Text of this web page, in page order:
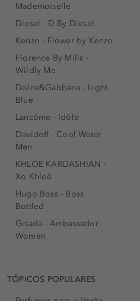
Mademoiselle
Diesel - D By Diesel
Kenzo - Flower by Kenzo
Florence By Mills -
Wildly Me
Dolce&Gabbana - Light
Blue
Lancôme - Idôle
Davidoff - Cool Water
Men
KHLOÉ KARDASHIAN -
Xo Khloè
Hugo Boss - Boss
Bottled
Gisada - Ambassador
Women
TÓPICOS POPULARES